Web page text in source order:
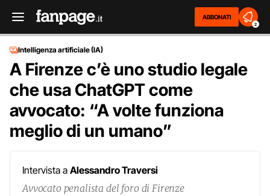
ABBONATI
2
Intelligenza artificiale (IA)
A Firenze c’è uno studio legale
che usa ChatGPT come
avvocato: “A volte funziona
meglio di un umano”
Intervista a Alessandro Traversi
Avvocato penalista del foro di Firenze